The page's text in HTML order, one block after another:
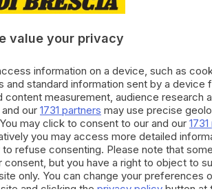
a Roma, Jonathan
ignoranza, notizie false,
sanno neanche che cosa
sulle barche sequestrate" ha
RISERVATA © GIORNALE DI BRESCIA
value your privacy
information on a device, such as
and standard information sent by a device
measurement, audience research
our 1731 partners may use precise
may click to consent to our and our
you may access more detailed
refuse consenting. Please note that
consent, but you have a right to object to
only. You can change your preferences
and clicking the privacy policy button at